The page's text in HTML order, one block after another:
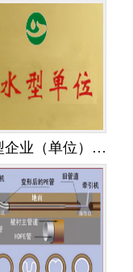
节水型企业（单位）创建